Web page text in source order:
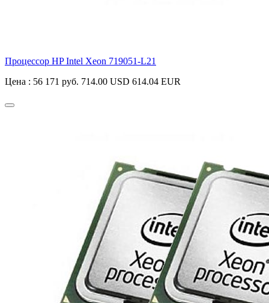
Процессор HP Intel Xeon 719051-L21
Цена : 56 171 руб. 714.00 USD 614.04 EUR